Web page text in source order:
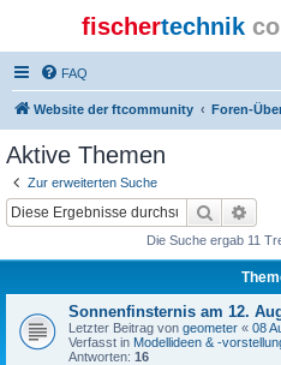
fischertechnik
FAQ
Website der ftcommunity Foren-
Aktive Themen
Zur erweiterten Suche
Suche
Die Suche ergab 11
Sonnenfinsternis am 12.
Letzter Beitrag von geometer « 08
Verfasst in Modellideen & -
Antworten: 16